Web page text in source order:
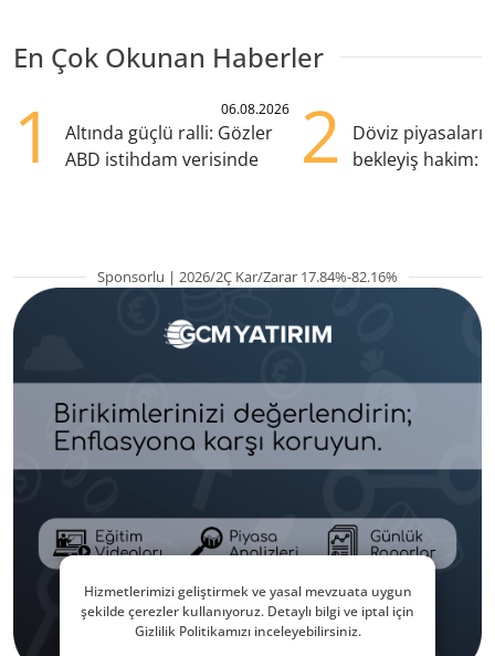
En Çok Okunan Haberler
1 06.08.2026
Altında güçlü ralli: Gözler
ABD istihdam verisinde
2
Döviz
bekleyiş hakim:
Sponsorlu | 2026/2Ç Kar/Zarar 17.84%-82.16%
Hizmetlerimizi geliştirmek ve yasal mevzuata uygun
şekilde çerezler kullanıyoruz. Detaylı bilgi ve iptal için
Gizlilik Politikamızı inceleyebilirsiniz.